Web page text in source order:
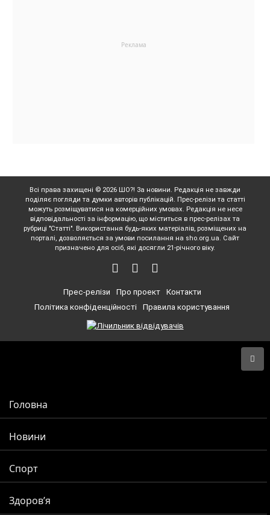
Всі права захищені © 2026 ШО?! За новини. Редакція не завжди
поділяє погляди та думки авторів публікацій. Прес-релізи та статті
можуть розміщуватися на комерційних умовах. Редакція не несе
відповідальності за інформацію, що міститься в прес-релізах та
рубриці "Статті". Використання будь-яких матеріалів, розміщених на
порталі, дозволяється за умови посилання на sho.org.ua. Сайт
призначено для осіб, які досягли 21-річного віку.
Прес-релізи Про проект
Контакти
Політика конфіденційності
Правила користування
Головна
Новини
Спорт
Здоров’я